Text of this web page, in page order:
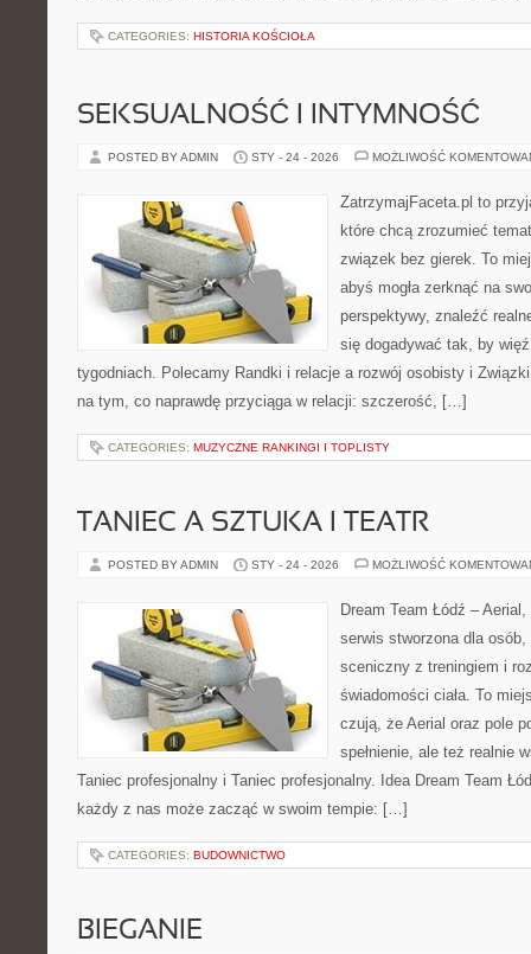
CATEGORIES: HISTORIA KOŚCIOŁA
SEKSUALNOŚĆ I INTYMNOŚĆ
POSTED BY ADMIN STY - 24 - 2026 MOŻLIWOŚĆ
ZatrzymajFaceta.pl to
które chcą zrozumieć
związek bez gierek. To
abyś mogła zerknąć na
perspektywy, znaleźć
się dogadywać tak, by
tygodniach. Polecamy Randki i relacje a rozwój osobisty i
na tym, co naprawdę przyciąga w relacji: szczerość, […]
CATEGORIES: MUZYCZNE RANKINGI I TOPLISTY
TANIEC A SZTUKA I TEATR
POSTED BY ADMIN STY - 24 - 2026 MOŻLIWOŚĆ
Dream Team Łódź –
serwis stworzona dla
sceniczny z treningiem i
świadomości ciała. To
czują, że Aerial oraz pole
spełnienie, ale też realnie
Taniec profesjonalny i Taniec profesjonalny. Idea Dream Team
każdy z nas może zacząć w swoim tempie: […]
CATEGORIES: BUDOWNICTWO
BIEGANIE